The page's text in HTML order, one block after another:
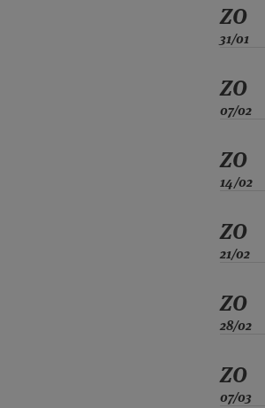
ZO
31/01
ZO
07/02
ZO
14/02
ZO
21/02
ZO
28/02
ZO
07/03